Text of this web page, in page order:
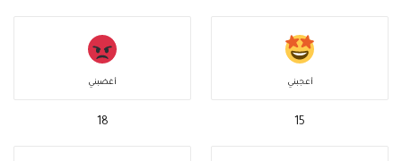
أعجبني
15
أغضبني
18